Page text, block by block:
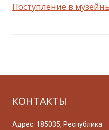
Поступление в
КОНТАКТЫ
Адрес: 185035, Республика